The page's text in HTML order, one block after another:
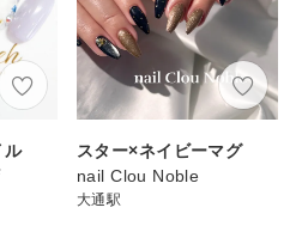
ル
スター×ネイビーマグ
nail Clou Noble
大通駅